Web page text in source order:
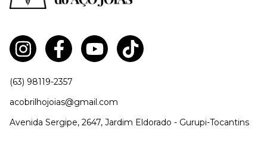
(63) 98119-2357
acobrilhojoias@gmail.com
Avenida Sergipe, 2647, Jardim Eldorado - Gurupi-Tocantins